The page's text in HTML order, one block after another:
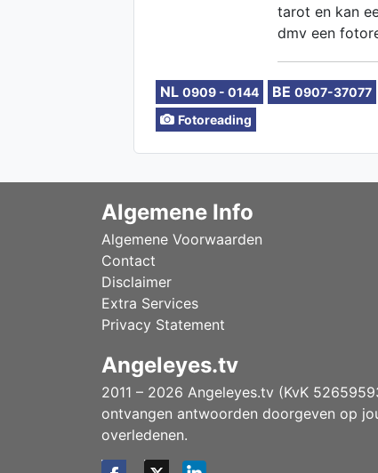
tarot en kan
dmv een
NL 0909 - 0144 BE 0907-37077
Fotoreading
Algemene Info
Algemene Voorwaarden
Contact
Disclaimer
Extra Services
Privacy Statement
Angeleyes.tv
2011 – 2026 Angeleyes.tv (KvK
ontvangen antwoorden doorgeven op
overledenen.